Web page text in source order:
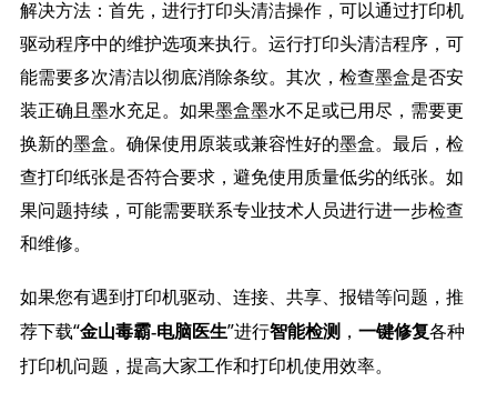
解决方法：首先，进行打印头清洁操作，可以通过打印机
驱动程序中的维护选项来执行。运行打印头清洁程序，可
能需要多次清洁以彻底消除条纹。其次，检查墨盒是否安
装正确且墨水充足。如果墨盒墨水不足或已用尽，需要更
换新的墨盒。确保使用原装或兼容性好的墨盒。最后，检
查打印纸张是否符合要求，避免使用质量低劣的纸张。如
果问题持续，可能需要联系专业技术人员进行进一步检查
和维修。
如果您有遇到打印机驱动、连接、共享、报错等问题，推
荐下载“金山毒霸-电脑医生”进行智能检测， 一键修复各种
打印机问题，提高大家工作和打印机使用效率。